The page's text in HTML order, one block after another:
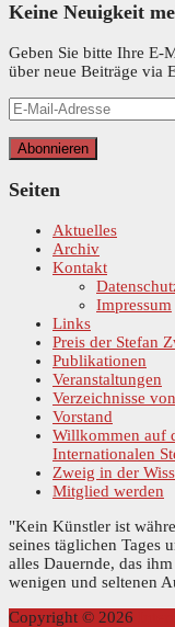
Keine Neuigkeit
Geben Sie bitte Ihre E-
über neue Beiträge via
E-
Mail-
Adresse
Abonnieren
Seiten
Aktuelles
Archiv
Kontakt
Impressum
Links
Preis der Stefan
Publikationen
Veranstaltungen
Verzeichnisse
Vorstand
Willkommen auf
Internationalen
Zweig in der
Mitglied werden
"Kein Künstler ist
seines täglichen Tages
alles Dauernde, das
wenigen und seltenen
Copyright © 2026